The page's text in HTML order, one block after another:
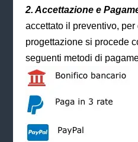
2. Accettazione e
accettato il preventivo,
progettazione si procede
seguenti metodi di